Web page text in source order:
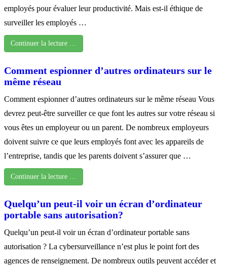
employés pour évaluer leur productivité. Mais est-il éthique de
surveiller les employés …
Continuer la lecture …
Comment espionner d’autres ordinateurs sur le
même réseau
Comment espionner d’autres ordinateurs sur le même réseau Vous
devrez peut-être surveiller ce que font les autres sur votre réseau si
vous êtes un employeur ou un parent. De nombreux employeurs
doivent suivre ce que leurs employés font avec les appareils de
l’entreprise, tandis que les parents doivent s’assurer que …
Continuer la lecture …
Quelqu’un peut-il voir un écran d’ordinateur
portable sans autorisation?
Quelqu’un peut-il voir un écran d’ordinateur portable sans
autorisation ? La cybersurveillance n’est plus le point fort des
agences de renseignement. De nombreux outils peuvent accéder et